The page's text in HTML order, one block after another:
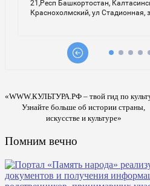
«WWW.КУЛЬТУРА.РФ – твой гид по
Узнайте больше об истории страны,
искусстве и культуре»
Помним вечно